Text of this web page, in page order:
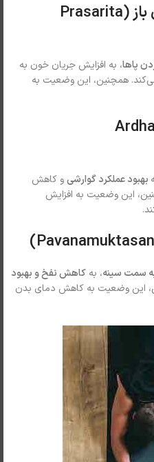
خم شدن به جلو با پاهای باز (Prasarita
پاها، به افزایش جریان خون به
همچنین، این وضعیت به
پیچ نیمه ستون فقرات (Ardha
بهبود عملکرد گوارشیو کاهش
این وضعیت به افزایش
سمت سینه، به کاهش نفخ و بهبود
این وضعیت به کاهش دمای بدن